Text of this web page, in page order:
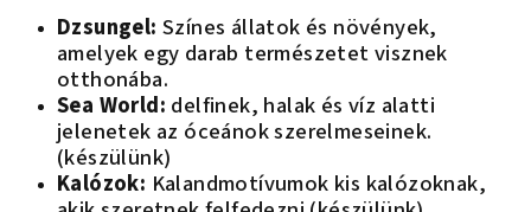
e
i
Dzsungel: Színes állatok és növények,
amelyek egy darab természetet visznek
otthonába.
Sea World: delfinek, halak és víz alatti
jelenetek az óceánok szerelmeseinek.
(készülünk)
Kalózok: Kalandmotívumok kis kalózoknak,